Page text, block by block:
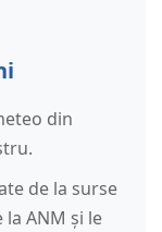
din
de la surse
ANM și le